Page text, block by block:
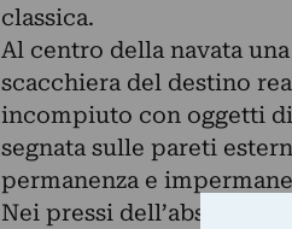
classica.
Al centro della navata
scacchiera del destino
incompiuto con oggetti
segnata sulle pareti
permanenza e
Nei pressi dell’abside, è